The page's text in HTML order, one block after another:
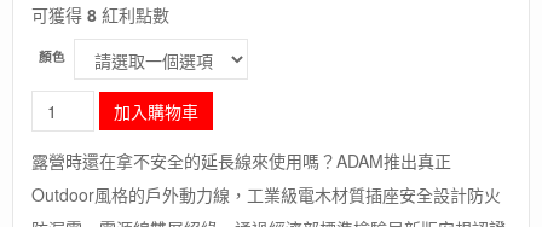
可獲得 8 紅利點數
顏色
毛
象-
【ADAM】
5
座
加入購物車
露營時還在拿不安全的延長線來使用嗎？ADAM推出真正
Outdoor風格的戶外動力線，工業級電木材質插座安全設計防火